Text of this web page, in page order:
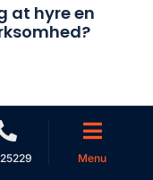
Menu
at hyre en